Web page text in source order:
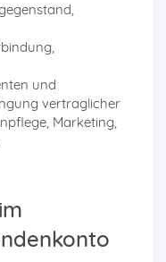
und
vertraglicher
Marketing,